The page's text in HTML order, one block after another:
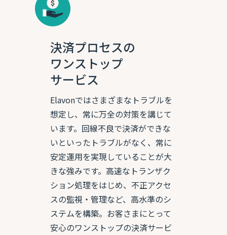
決済プロセスの
ワンストップ
サービス
Elavonではさまざまなトラブルを
想定し、常に万全の対策を講じて
います。回線不良で決済ができな
いといったトラブルがなく、常に
安定運用を実現していることが大
きな強みです。高速なトランザク
ション処理をはじめ、不正アクセ
スの監視・管理など、高水準のシ
ステムを構築。お客さまにとって
安心のワンストップの決済サービ